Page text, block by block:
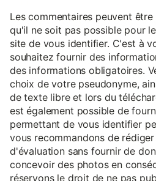
Les commentaires peuvent
qu'il ne soit pas possible pour
site de vous identifier. C'est à
souhaitez fournir des
des informations obligatoires.
choix de votre pseudonyme,
de texte libre et lors du
est également possible de
permettant de vous identifier
vous recommandons de
d'évaluation sans fournir de
concevoir des photos en
réservons le droit de ne pas